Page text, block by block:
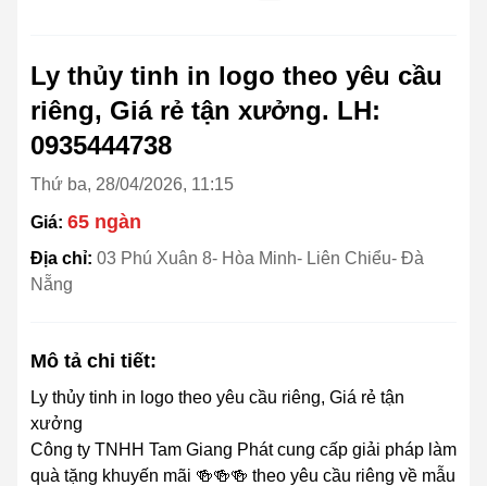
Ly thủy tinh in logo theo yêu cầu
riêng, Giá rẻ tận xưởng. LH:
0935444738
Thứ ba, 28/04/2026, 11:15
Giá: 65 ngàn
Địa chỉ: 03 Phú Xuân 8- Hòa Minh- Liên Chiểu- Đà
Nẵng
Mô tả chi tiết:
Ly thủy tinh in logo theo yêu cầu riêng, Giá rẻ tận
xưởng
Công ty TNHH Tam Giang Phát cung cấp giải pháp làm
quà tặng khuyến mãi 🍻🍻🍻 theo yêu cầu riêng về mẫu